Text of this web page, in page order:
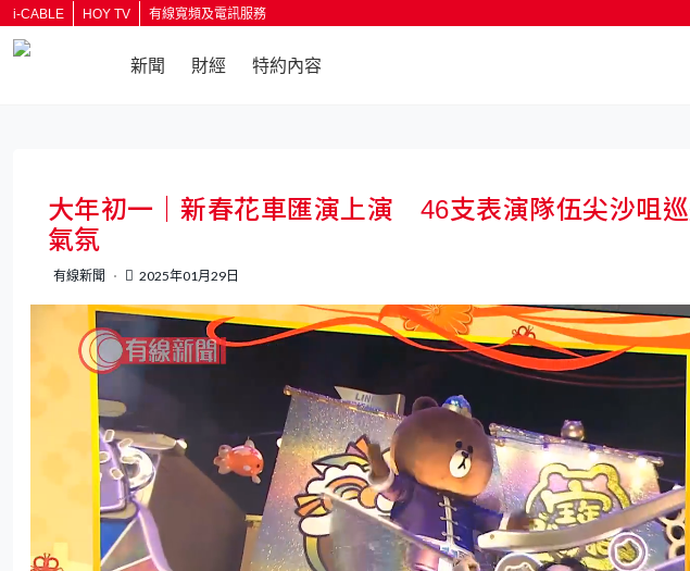
i-CABLE HOY TV 有線寬頻及電訊服務
新聞 財經 特約內容
大年初一｜新春花車匯演上演 46支表演隊伍尖沙咀
氣氛
有線新聞 2025年01月29日